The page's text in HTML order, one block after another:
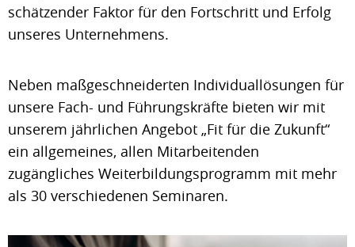
schätzender Faktor für den Fortschritt und Erfolg
unseres Unternehmens.
Neben maßgeschneiderten Individuallösungen für
unsere Fach- und Führungskräfte bieten wir mit
unserem jährlichen Angebot „Fit für die Zukunft“
ein allgemeines, allen Mitarbeitenden
zugängliches Weiterbildungsprogramm mit mehr
als 30 verschiedenen Seminaren.